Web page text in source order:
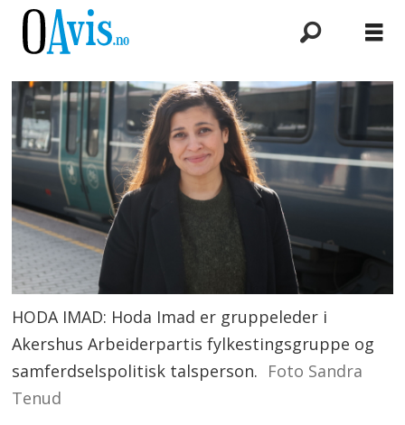
HODA IMAD: Hoda Imad er gruppeleder i
Akershus Arbeiderpartis fylkestingsgruppe og
samferdselspolitisk talsperson. Foto Sandra
Tenud